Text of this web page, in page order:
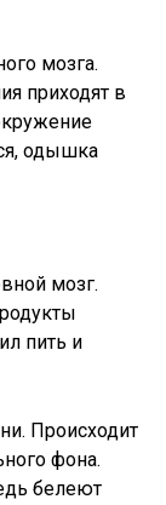
мозга.
приходят в
одышка
мозг.
пить и
Происходит
фона.
белеют